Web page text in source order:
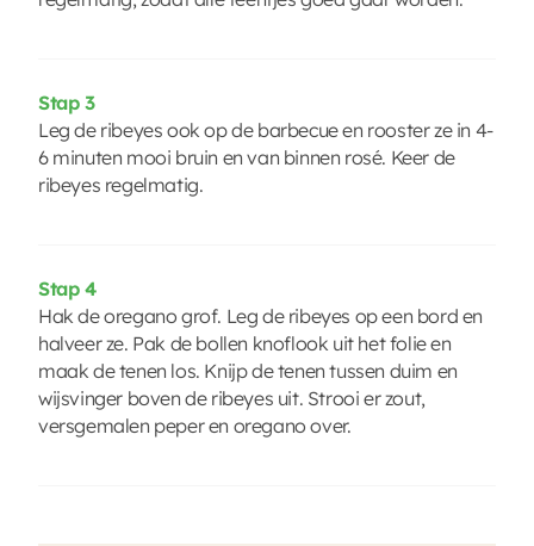
Stap 3
Leg de ribeyes ook op de barbecue en rooster ze in 4-
6 minuten mooi bruin en van binnen rosé. Keer de
ribeyes regelmatig.
Stap 4
Hak de oregano grof. Leg de ribeyes op een bord en
halveer ze. Pak de bollen knoflook uit het folie en
maak de tenen los. Knijp de tenen tussen duim en
wijsvinger boven de ribeyes uit. Strooi er zout,
versgemalen peper en oregano over.